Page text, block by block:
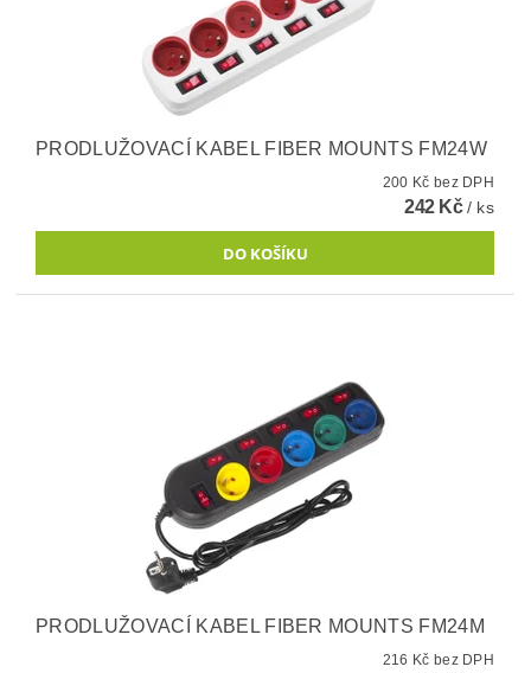
PRODLUŽOVACÍ KABEL FIBER MOUNTS FM24W
200 Kč bez DPH
242 Kč/ ks
PRODLUŽOVACÍ KABEL FIBER MOUNTS FM24M
216 Kč bez DPH